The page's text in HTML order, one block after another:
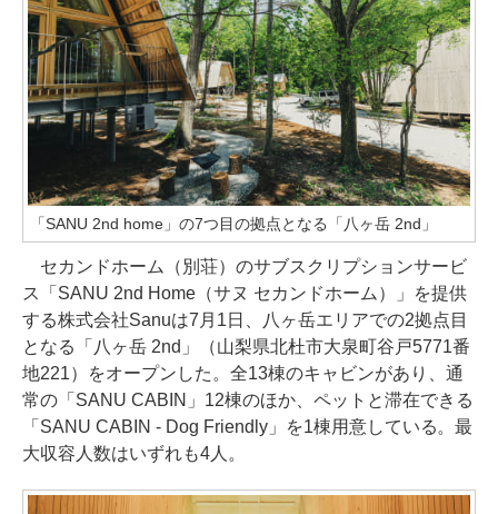
「SANU 2nd home」の7つ目の拠点となる「八ヶ岳 2nd」
セカンドホーム（別荘）のサブスクリプションサービ
ス「SANU 2nd Home（サヌ セカンドホーム）」を提供
する株式会社Sanuは7月1日、八ヶ岳エリアでの2拠点目
となる「八ヶ岳 2nd」（山梨県北杜市大泉町谷戸5771番
地221）をオープンした。全13棟のキャビンがあり、通
常の「SANU CABIN」12棟のほか、ペットと滞在できる
「SANU CABIN - Dog Friendly」を1棟用意している。最
大収容人数はいずれも4人。